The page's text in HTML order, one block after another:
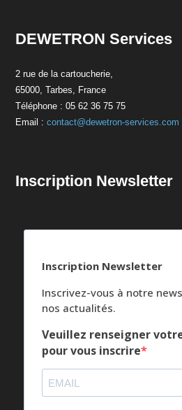
DEWETRON Services
2 rue de la cartoucherie,
65000, Tarbes, France
Téléphone : 05 62 36 75 75
Email :contact@dewetron-services.com
Inscription Newsletter
Inscription Newsletter
Inscrivez-vous à notre
nos actualités.
Veuillez renseigner
pour vous inscrire